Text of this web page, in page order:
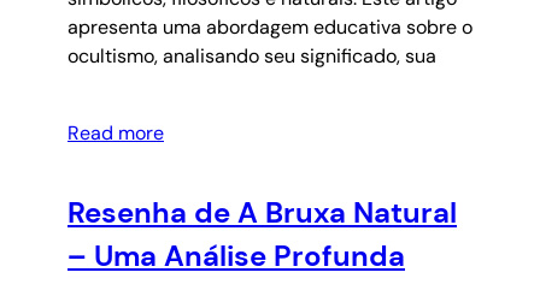
apresenta uma abordagem educativa sobre o
ocultismo, analisando seu significado, sua
Read more
Resenha de A Bruxa Natural
– Uma Análise Profunda